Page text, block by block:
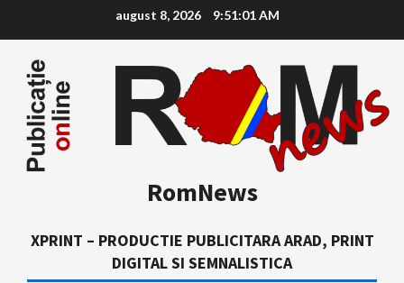
content
august 8, 2026 9:51:03 AM
RomNews
XPRINT – PRODUCTIE PUBLICITARA ARAD, PRINT
DIGITAL SI SEMNALISTICA